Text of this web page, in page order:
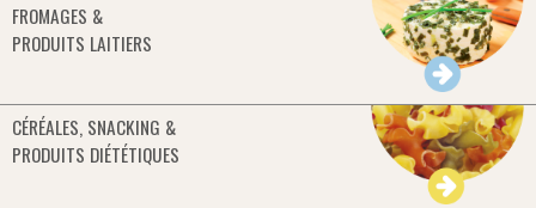
FROMAGES &
PRODUITS LAITIERS
CÉRÉALES, SNACKING &
PRODUITS DIÉTÉTIQUES